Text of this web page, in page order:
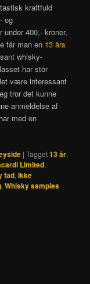
kraftfuld
og
400,- kroner,
får man en 13 års
whisky-
har stor
være interessant
tror det kunne
anmeldelse af
med en
|Tagget13 år,
Limited,
fad,Ikke
,Whisky samples